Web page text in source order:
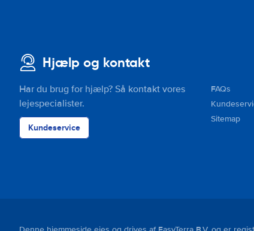
Hjælp og kontakt
Har du brug for hjælp? Så kontakt vores
lejespecialister.
Kundeservice
FAQs
Sitemap